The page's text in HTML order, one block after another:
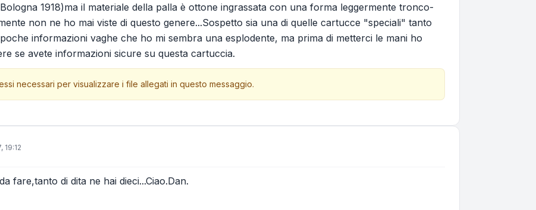
1918)ma il materiale della palla è ottone ingrassata con una forma leggermente tronco-
non ne ho mai viste di questo genere...Sospetto sia una di quelle cartucce "speciali" tanto
informazioni vaghe che ho mi sembra una esplodente, ma prima di metterci le mani ho
se avete informazioni sicure su questa cartuccia.
necessari per visualizzare i file allegati in questo messaggio.
19:12
fare,tanto di dita ne hai dieci...Ciao.Dan.